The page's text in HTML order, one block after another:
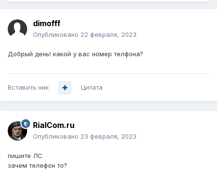
dimofff
Опубликовано 22 февраля, 2023
Добрый день! какой у вас номер телфона?
Вставить ник Цитата
RialCom.ru
Опубликовано 23 февраля, 2023
пишите ЛС
зачем телефон то?